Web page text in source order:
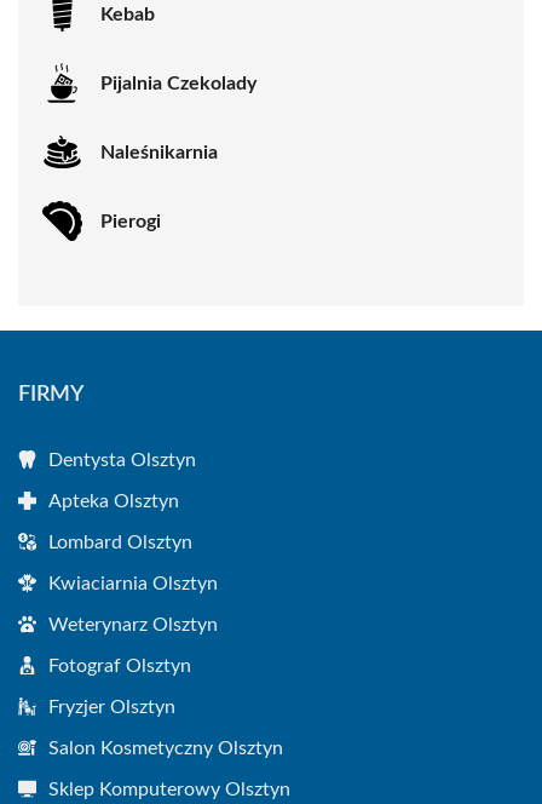
Kebab
Pijalnia Czekolady
Naleśnikarnia
Pierogi
FIRMY
Dentysta Olsztyn
Apteka Olsztyn
Lombard Olsztyn
Kwiaciarnia Olsztyn
Weterynarz Olsztyn
Fotograf Olsztyn
Fryzjer Olsztyn
Salon Kosmetyczny Olsztyn
Sklep Komputerowy Olsztyn